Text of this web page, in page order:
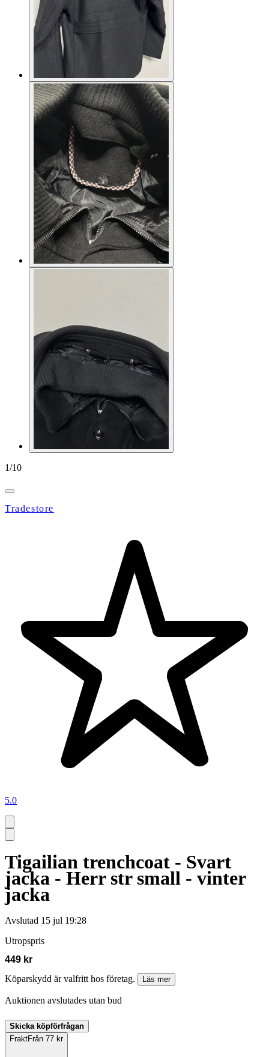
1/10
Tradestore
5.0
Tigailian trenchcoat - Svart
jacka - Herr str small - vinter
jacka
Avslutad 15 jul 19:28
Utropspris
449 kr
Köparskydd är valfritt hos företag.
Läs mer
Auktionen avslutades utan bud
Skicka köpförfrågan
FraktFrån 77 kr